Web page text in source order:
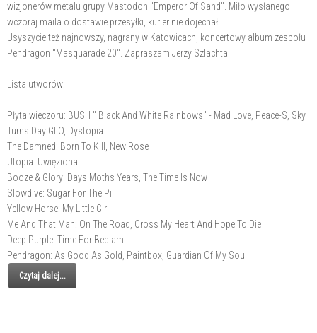
wizjonerów metalu grupy Mastodon "Emperor Of Sand". Miło wysłanego
wczoraj maila o dostawie przesyłki, kurier nie dojechał.
Usyszycie też najnowszy, nagrany w Katowicach, koncertowy album zespołu
Pendragon "Masquarade 20". Zapraszam Jerzy Szlachta
Lista utworów:
Płyta wieczoru: BUSH " Black And White Rainbows" - Mad Love, Peace-S, Sky
Turns Day GLO, Dystopia
The Damned: Born To Kill, New Rose
Utopia: Uwięziona
Booze & Glory: Days Moths Years, The Time Is Now
Slowdive: Sugar For The Pill
Yellow Horse: My Little Girl
Me And That Man: On The Road, Cross My Heart And Hope To Die
Deep Purple: Time For Bedlam
Pendragon: As Good As Gold, Paintbox, Guardian Of My Soul
Czytaj dalej...